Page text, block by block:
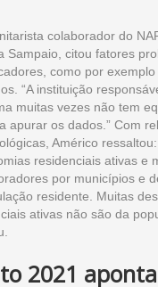
colaborador do
Sampaio, citou fatores
como por exemplo
“A instituição
muitas vezes não tem
apurar os dados.” Com
Américo ressaltou:
residenciais ativas e
por municípios e
residente. Muitas
ativas não são da
2021 aponta